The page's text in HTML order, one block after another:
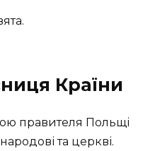
Країни
правителя Польщі
та церкві.